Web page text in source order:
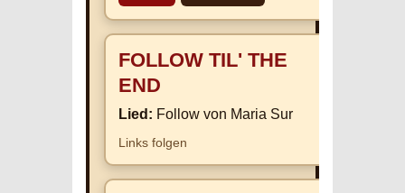
FOLLOW TIL' THE
END
Lied: Follow von Maria Sur
Links folgen